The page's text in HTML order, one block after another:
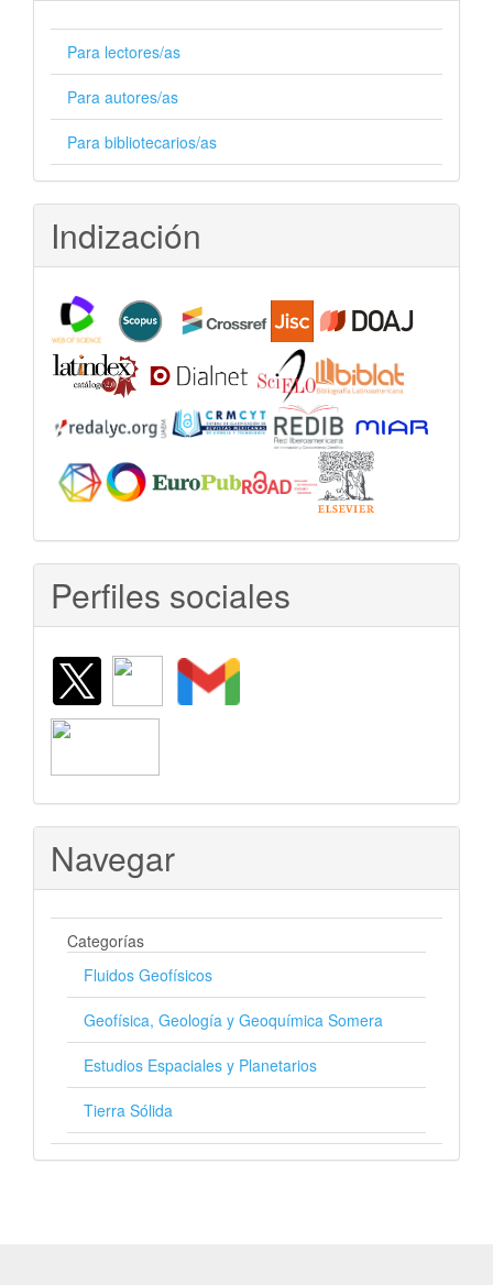
Para lectores/as
Para autores/as
Para bibliotecarios/as
Indización
Perfiles sociales
Navegar
Categorías
Fluidos Geofísicos
Geofísica, Geología y Geoquímica Somera
Estudios Espaciales y Planetarios
Tierra Sólida